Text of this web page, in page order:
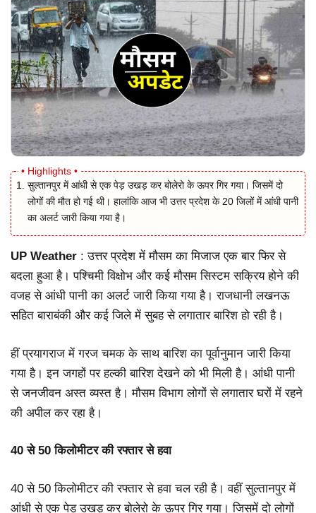
सुल्तानपुर में आंधी से एक पेड़ उखड़ कर बोलेरो के ऊपर गिर गया। जिसमें दो
लोगों की मौत हो गई थी। हालांकि आज भी उत्तर प्रदेश के 20 जिलों में आंधी पानी
का अलर्ट जारी किया गया है।
UP Weather : उत्तर प्रदेश में मौसम का मिजाज एक बार फिर से
बदला हुआ है। पश्चिमी विक्षोभ और कई मौसम सिस्टम सक्रिय होने की
वजह से आंधी पानी का अलर्ट जारी किया गया है। राजधानी लखनऊ
सहित बाराबंकी और कई जिले में सुबह से लगातार बारिश हो रही है।
हीं प्रयागराज में गरज चमक के साथ बारिश का पूर्वानुमान जारी किया
गया है। इन जगहों पर हल्की बारिश देखने को भी मिली है। आंधी पानी
से जनजीवन अस्त व्यस्त है। मौसम विभाग लोगों से लगातार घरों में रहने
की अपील कर रहा है।
40 से 50 किलोमीटर की रफ्तार से हवा
40 से 50 किलोमीटर की रफ्तार से हवा चल रही है। वहीं सुल्तानपुर में
आंधी से एक पेड़ उखड़ कर बोलेरो के ऊपर गिर गया। जिसमें दो लोगों